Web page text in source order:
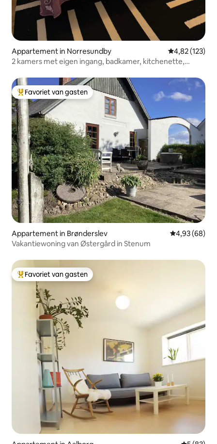
Appartement in Norresundby Gemiddelde
4,82 (123)
2 kamers met eigen ingang, badkamer, kitchenette,
Topfavoriet van gasten
Favoriet van gasten
Appartement in Brønderslev Gemiddelde
4,93 (68)
Vakantiewoning van Østergård in Stenum
Topfavoriet van gasten
Favoriet van gasten